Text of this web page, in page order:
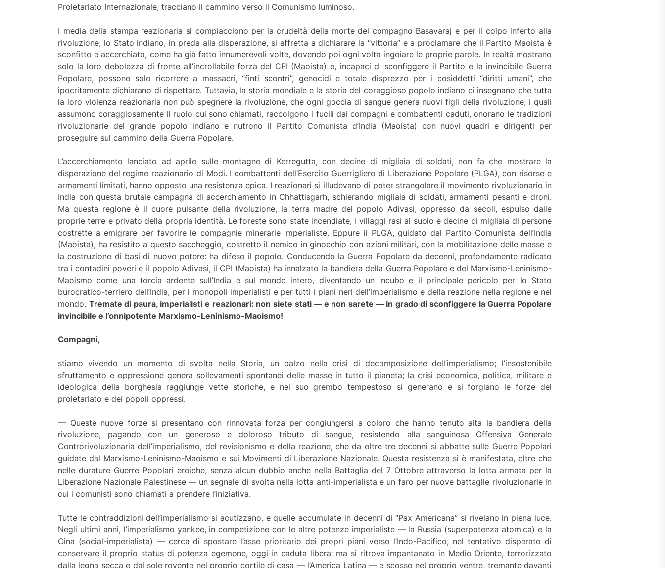
Proletariato Internazionale, tracciano il cammino verso il Comunismo luminoso.
I media della stampa reazionaria si compiacciono per la crudeltà della morte del compagno Basavaraj e per il colpo inferto alla
rivoluzione; lo Stato indiano, in preda alla disperazione, si affretta a dichiarare la “vittoria” e a proclamare che il Partito Maoista è
sconfitto e accerchiato, come ha già fatto innumerevoli volte, dovendo poi ogni volta ingoiare le proprie parole. In realtà mostrano
solo la loro debolezza di fronte all’incrollabile forza del CPI (Maoista) e, incapaci di sconfiggere il Partito e la invincibile Guerra
Popolare, possono solo ricorrere a massacri, “finti scontri”, genocidi e totale disprezzo per i cosiddetti “diritti umani”, che
ipocritamente dichiarano di rispettare. Tuttavia, la storia mondiale e la storia del coraggioso popolo indiano ci insegnano che tutta
la loro violenza reazionaria non può spegnere la rivoluzione, che ogni goccia di sangue genera nuovi figli della rivoluzione, i quali
assumono coraggiosamente il ruolo cui sono chiamati, raccolgono i fucili dai compagni e combattenti caduti, onorano le tradizioni
rivoluzionarie del grande popolo indiano e nutrono il Partito Comunista d’India (Maoista) con nuovi quadri e dirigenti per
proseguire sul cammino della Guerra Popolare.
L’accerchiamento lanciato ad aprile sulle montagne di Kerregutta, con decine di migliaia di soldati, non fa che mostrare la
disperazione del regime reazionario di Modi. I combattenti dell’Esercito Guerrigliero di Liberazione Popolare (PLGA), con risorse e
armamenti limitati, hanno opposto una resistenza epica. I reazionari si illudevano di poter strangolare il movimento rivoluzionario in
India con questa brutale campagna di accerchiamento in Chhattisgarh, schierando migliaia di soldati, armamenti pesanti e droni.
Ma questa regione è il cuore pulsante della rivoluzione, la terra madre del popolo Adivasi, oppresso da secoli, espulso dalle
proprie terre e privato della propria identità. Le foreste sono state incendiate, i villaggi rasi al suolo e decine di migliaia di persone
costrette a emigrare per favorire le compagnie minerarie imperialiste. Eppure il PLGA, guidato dal Partito Comunista dell’India
(Maoista), ha resistito a questo saccheggio, costretto il nemico in ginocchio con azioni militari, con la mobilitazione delle masse e
la costruzione di basi di nuovo potere: ha difeso il popolo. Conducendo la Guerra Popolare da decenni, profondamente radicato
tra i contadini poveri e il popolo Adivasi, il CPI (Maoista) ha innalzato la bandiera della Guerra Popolare e del Marxismo-Leninismo-
Maoismo come una torcia ardente sull’India e sul mondo intero, diventando un incubo e il principale pericolo per lo Stato
burocratico-terriero dell’India, per i monopoli imperialisti e per tutti i piani neri dell’imperialismo e della reazione nella regione e nel
mondo. Tremate di paura, imperialisti e reazionari: non siete stati — e non sarete — in grado di sconfiggere la Guerra Popolare
invincibile e l’onnipotente Marxismo-Leninismo-Maoismo!
Compagni,
stiamo vivendo un momento di svolta nella Storia, un balzo nella crisi di decomposizione dell’imperialismo; l’insostenibile
sfruttamento e oppressione genera sollevamenti spontanei delle masse in tutto il pianeta; la crisi economica, politica, militare e
ideologica della borghesia raggiunge vette storiche, e nel suo grembo tempestoso si generano e si forgiano le forze del
proletariato e dei popoli oppressi.
— Queste nuove forze si presentano con rinnovata forza per congiungersi a coloro che hanno tenuto alta la bandiera della
rivoluzione, pagando con un generoso e doloroso tributo di sangue, resistendo alla sanguinosa Offensiva Generale
Controrivoluzionaria dell’imperialismo, del revisionismo e della reazione, che da oltre tre decenni si abbatte sulle Guerre Popolari
guidate dal Marxismo-Leninismo-Maoismo e sui Movimenti di Liberazione Nazionale. Questa resistenza si è manifestata, oltre che
nelle durature Guerre Popolari eroiche, senza alcun dubbio anche nella Battaglia del 7 Ottobre attraverso la lotta armata per la
Liberazione Nazionale Palestinese — un segnale di svolta nella lotta anti-imperialista e un faro per nuove battaglie rivoluzionarie in
cui i comunisti sono chiamati a prendere l’iniziativa.
Tutte le contraddizioni dell’imperialismo si acutizzano, e quelle accumulate in decenni di “Pax Americana” si rivelano in piena luce.
Negli ultimi anni, l’imperialismo yankee, in competizione con le altre potenze imperialiste — la Russia (superpotenza atomica) e la
Cina (social-imperialista) — cerca di spostare l’asse prioritario dei propri piani verso l’Indo-Pacifico, nel tentativo disperato di
conservare il proprio status di potenza egemone, oggi in caduta libera; ma si ritrova impantanato in Medio Oriente, terrorizzato
dalla legna secca e dal sole rovente nel proprio cortile di casa — l’America Latina — e scosso nel proprio ventre, tremante davanti